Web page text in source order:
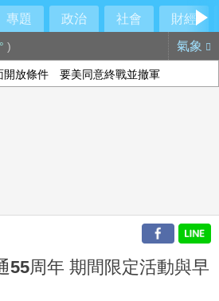
專題 政治 社會
財經
) 氣象
開放條件 要美同意終戰並撤軍
55周年 期間限定活動與早